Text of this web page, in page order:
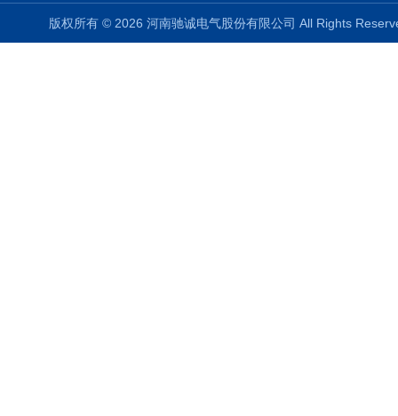
版权所有 © 2026 河南驰诚电气股份有限公司 All Rights